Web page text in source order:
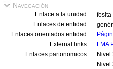
Navegación
Enlace a la unidad
fosita
Enlaces de entidad
Enlaces orientados entidad
External links
FMA
Enlaces partonomicos
Nivel
Nivel